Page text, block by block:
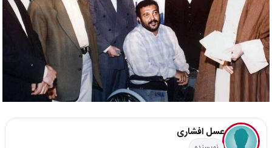
عسل افشاری